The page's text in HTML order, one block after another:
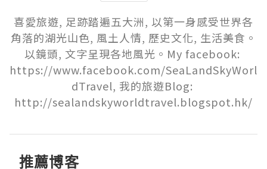
喜愛旅遊, 足跡踏遍五大洲, 以第一身感受世界各
角落的湖光山色, 風土人情, 歷史文化, 生活美食。
以鏡頭, 文字呈現各地風光。My facebook:
https://www.facebook.com/SeaLandSkyWorl
dTravel, 我的旅遊Blog:
http://sealandskyworldtravel.blogspot.hk/
推薦博客